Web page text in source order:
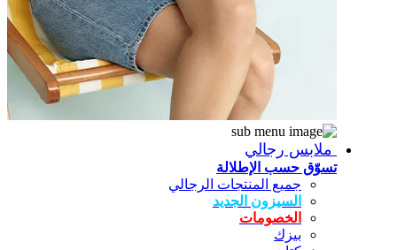
ملابس رجالي
تسوّق حسب الإطلالة
جميع المنتجات الرجالي
السيزون الجديد
الخصومات
بيزك